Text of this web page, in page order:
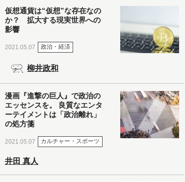
仮想通貨は“仮想”な存在なの
か？ 拡大する現実世界への
影響
2021.05.07 政治・経済
柳井政和
漫画『進撃の巨人』で政治の
エッセンスを。 良質なエンタ
ーテイメントは「政治離れ」
の処方箋
2021.05.07 カルチャー・スポーツ
井田 真人